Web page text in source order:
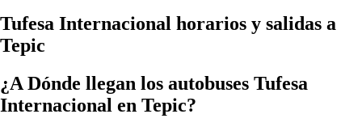
Tufesa Internacional horarios y salidas a
Tepic
¿A Dónde llegan los autobuses Tufesa
Internacional en Tepic?